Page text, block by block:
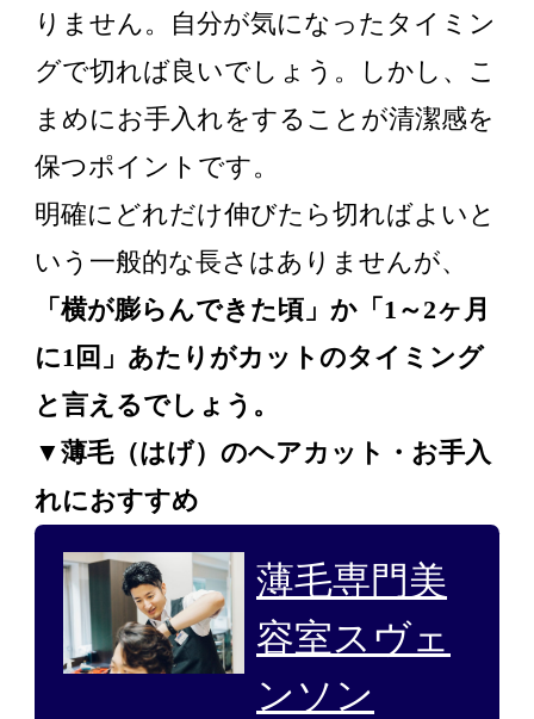
りません。自分が気になったタイミン
グで切れば良いでしょう。しかし、こ
まめにお手入れをすることが清潔感を
保つポイントです。
明確にどれだけ伸びたら切ればよいと
いう一般的な長さはありませんが、
「横が膨らんできた頃」か「1～2ヶ月
に1回」あたりがカットのタイミング
と言えるでしょう。
▼薄毛（はげ）のヘアカット・お手入
れにおすすめ
薄毛専門美
容室スヴェ
ンソン